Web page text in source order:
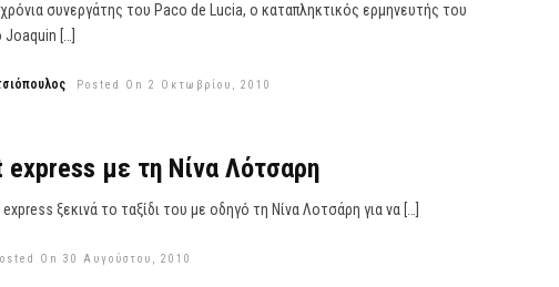
χρόνια συνεργάτης του Paco de Lucia, ο καταπληκτικός ερμηνευτής του
[…]
Posted On 2 Οκτωβρίου, 2010
express με τη Νίνα Λότσαρη
ξεκινά το ταξίδι του με οδηγό τη Νίνα Λοτσάρη για να […]
On 30 Αυγούστου, 2010